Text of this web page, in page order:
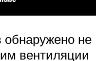
не
вентиляции